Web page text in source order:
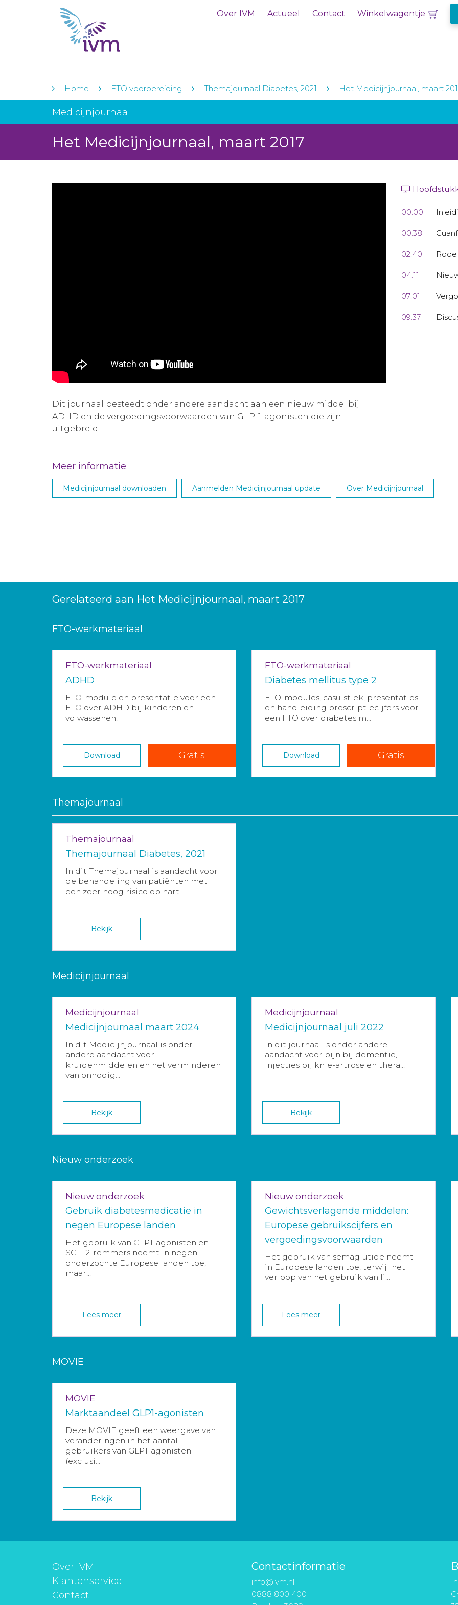
Over IVM Actueel Contact Winkelwagentje
Home FTO voorbereiding Themajournaal Diabetes, 2021 Het Medicijnjournaal, maart
Medicijnjournaal
Het Medicijnjournaal, maart 2017
00:00
00:38
02:40
04:11
07:01
09:37
Dit journaal besteedt onder andere aandacht aan een nieuw middel bij
ADHD en de vergoedingsvoorwaarden van GLP-1-agonisten die zijn
uitgebreid.
Meer informatie
Medicijnjournaal downloaden Aanmelden Medicijnjournaal update Over Medicijnjournaal
Gerelateerd aan Het Medicijnjournaal, maart 2017
FTO-werkmateriaal
FTO-werkmateriaal
ADHD
FTO-module en presentatie voor een
FTO over ADHD bij kinderen en
volwassenen.
Download Gratis
FTO-werkmateriaal
Diabetes mellitus type 2
FTO-modules, casuïstiek, presentaties
en handleiding prescriptiecijfers voor
een FTO over diabetes m...
Download Gratis
Themajournaal
Themajournaal
Themajournaal Diabetes, 2021
In dit Themajournaal is aandacht voor
de behandeling van patiënten met
een zeer hoog risico op hart-...
Bekijk
Medicijnjournaal
Medicijnjournaal
Medicijnjournaal maart 2024
In dit Medicijnjournaal is onder
andere aandacht voor
kruidenmiddelen en het verminderen
van onnodig...
Bekijk
Medicijnjournaal
Medicijnjournaal juli 2022
In dit journaal is onder andere
aandacht voor pijn bij dementie,
injecties bij knie-artrose en thera...
Bekijk
Nieuw onderzoek
Nieuw onderzoek
Gebruik diabetesmedicatie in
negen Europese landen
Het gebruik van GLP1-agonisten en
SGLT2-remmers neemt in negen
onderzochte Europese landen toe,
maar...
Lees meer
Nieuw onderzoek
Gewichtsverlagende middelen:
Europese gebruikscijfers en
vergoedingsvoorwaarden
Het gebruik van semaglutide neemt
in Europese landen toe, terwijl het
verloop van het gebruik van li...
Lees meer
MOVIE
MOVIE
Marktaandeel GLP1-agonisten
Deze MOVIE geeft een weergave van
veranderingen in het aantal
gebruikers van GLP1-agonisten
(exclusi...
Bekijk
Over IVM
Klantenservice
Contact
Contactinformatie
info@ivm.nl
0888 800 400